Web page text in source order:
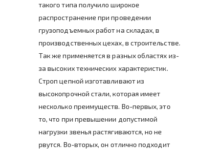
такого типа получило широкое
распространение при проведении
грузоподъемных работ на складах, в
производственных цехах, в строительстве.
Так же применяется в разных областях из-
за высоких технических характеристик.
Строп цепной изготавливают из
высокопрочной стали, которая имеет
несколько преимуществ. Во-первых, это
то, что при превышении допустимой
нагрузки звенья растягиваются, но не
рвутся. Во-вторых, он отлично подходит